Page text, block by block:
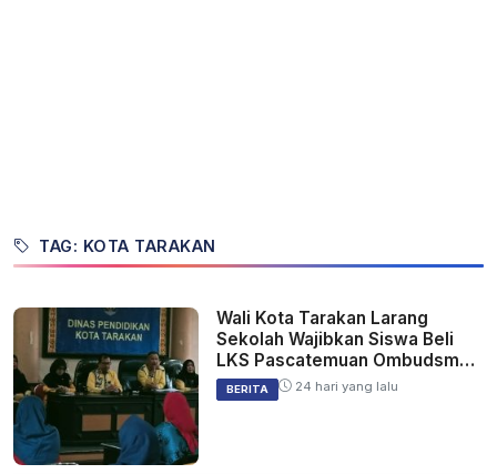
TAG: KOTA TARAKAN
Wali Kota Tarakan Larang
Sekolah Wajibkan Siswa Beli
LKS Pascatemuan Ombudsman
Kaltara
BERITA 24 hari yang lalu